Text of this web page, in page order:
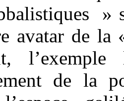
»
avatar de la
de la